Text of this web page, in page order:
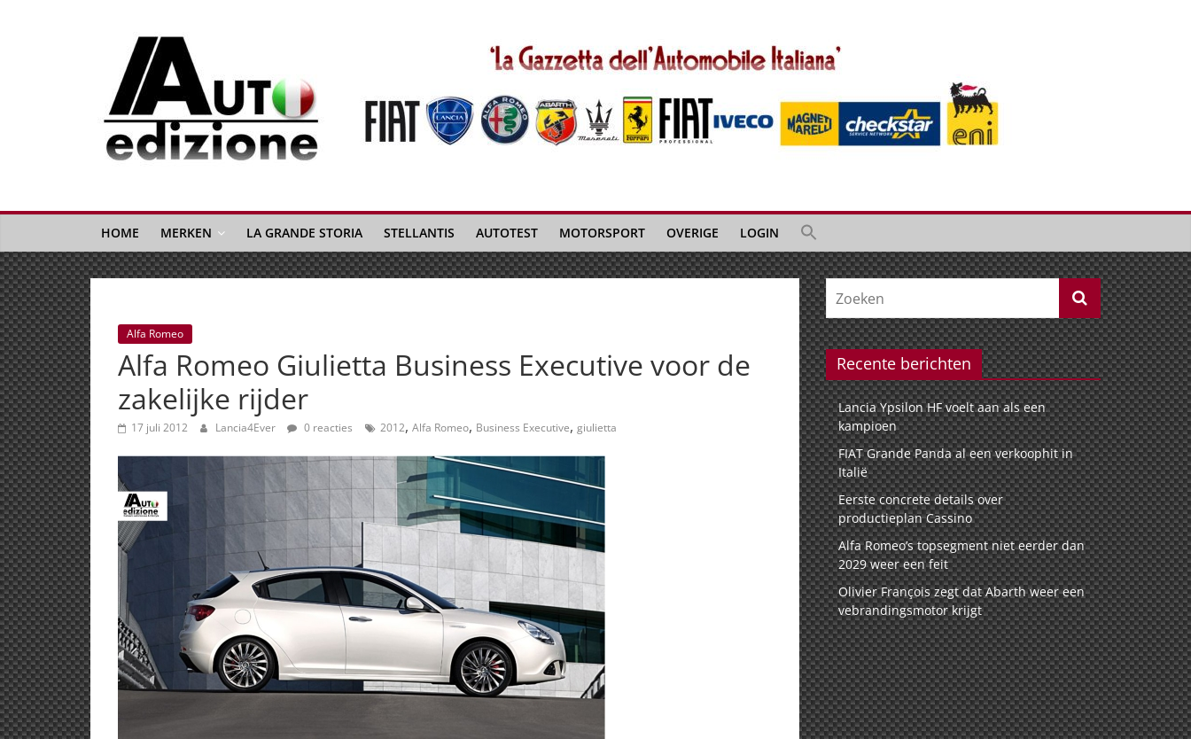
Auto
Edizione
La
Gazetta
dell'Automobile
Italiana
|
Italiaans
autonieuws
&
lifestyle
HOME MERKEN LA GRANDE STORIA STELLANTIS AUTOTEST MOTORSPORT OVERIGE LOGIN
Alfa Romeo
Alfa Romeo Giulietta Business Executive voor de
zakelijke rijder
17 juli 2012 Lancia4Ever 0 reacties 2012, Alfa Romeo, Business Executive, giulietta
Recente berichten
Lancia Ypsilon HF voelt aan als een
kampioen
FIAT Grande Panda al een verkoophit in
Italië
Eerste concrete details over
productieplan Cassino
Alfa Romeo’s topsegment niet eerder dan
2029 weer een feit
Olivier François zegt dat Abarth weer een
vebrandingsmotor krijgt